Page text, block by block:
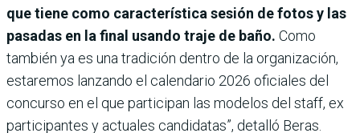
que tiene como característica sesión de fotos y las
pasadas en la final usando traje de baño. Como
también ya es una tradición dentro de la organización,
estaremos lanzando el calendario 2026 oficiales del
concurso en el que participan las modelos del staff, ex
participantes y actuales candidatas”, detalló Beras.